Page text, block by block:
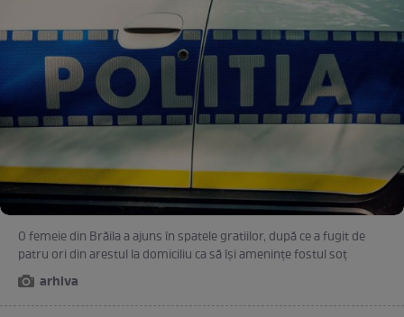
O femeie din Brăila a ajuns în spatele gratiilor, după ce a fugit de
patru ori din arestul la domiciliu ca să își amenințe fostul soț
arhiva